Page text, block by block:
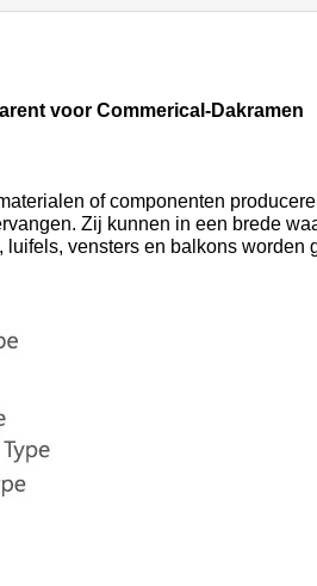
voor Commerical-Dakramen
of componenten
Zij kunnen in een brede
vensters en balkons worden